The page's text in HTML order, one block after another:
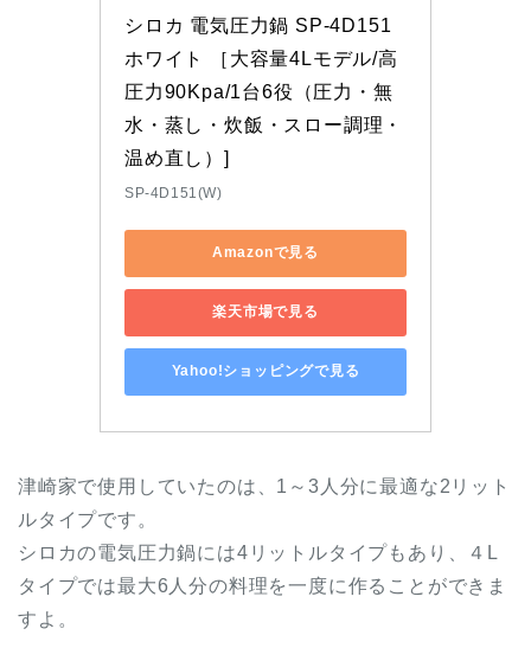
シロカ 電気圧力鍋 SP-4D151
ホワイト ［大容量4Lモデル/高
圧力90Kpa/1台6役（圧力・無
水・蒸し・炊飯・スロー調理・
温め直し）]
SP-4D151(W)
Amazonで見る
楽天市場で見る
Yahoo!ショッピングで見る
津崎家で使用していたのは、1～3人分に最適な2リット
ルタイプです。
シロカの電気圧力鍋には4リットルタイプもあり、４L
タイプでは最大6人分の料理を一度に作ることができま
すよ。